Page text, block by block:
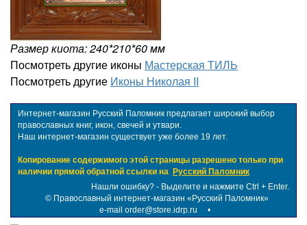
Размер киота: 240*210*60 мм
Посмотреть другие иконы Мастерская ТИЛЬ
Посмотреть другие Иконы Николая II
Интернет-магазин Русский Паломник предлагает широкий выбор
православных книг, икон, свечей и утвари.
Наш интернет-магазин существует уже более 19 лет.
Копирование содержимого этой страницы разрешено только при
наличии прямой обратной ссылки на Русский Паломник
Нашли ошибку? - Выделите и нажмите Ctrl + Enter.
© Православный интернет-магазин «Русский Паломник»
e-mail order@store.idrp.ru •